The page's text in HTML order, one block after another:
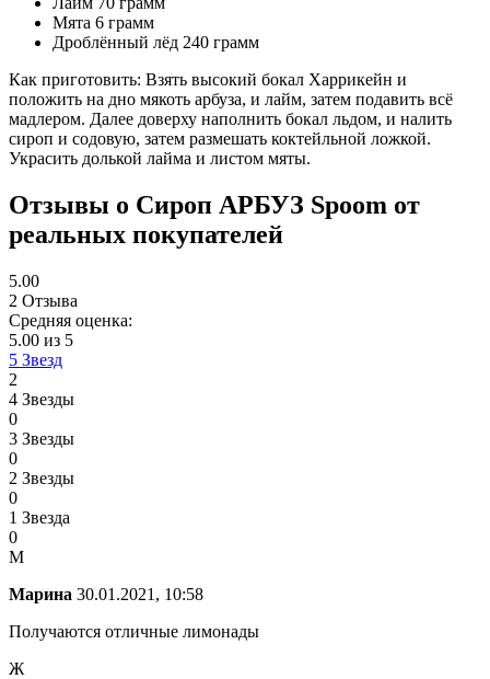
Мята 6 грамм
Дроблённый лёд 240 грамм
Как приготовить: Взять высокий бокал Харрикейн и
положить на дно мякоть арбуза, и лайм, затем подавить всё
мадлером. Далее доверху наполнить бокал льдом, и налить
сироп и содовую, затем размешать коктейльной ложкой.
Украсить долькой лайма и листом мяты.
Отзывы о Сироп АРБУЗ Spoom от
реальных покупателей
5.00
2 Отзыва
Средняя оценка:
5.00 из 5
5 Звезд
2
4 Звезды
0
3 Звезды
0
2 Звезды
0
1 Звезда
0
М
Марина 30.01.2021, 10:58
Получаются отличные лимонады
Ж